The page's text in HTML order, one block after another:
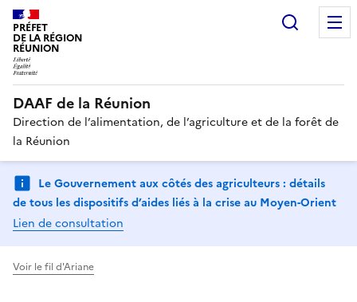
PRÉFET
DE LA RÉGION
RÉUNION
DAAF de la Réunion
Direction de l’alimentation, de l’agriculture et de la forêt de
la Réunion
Le Gouvernement aux côtés des agriculteurs : détails
de tous les dispositifs d’aides liés à la crise au Moyen-Orient
Lien de consultation
Voir le fil d'Ariane